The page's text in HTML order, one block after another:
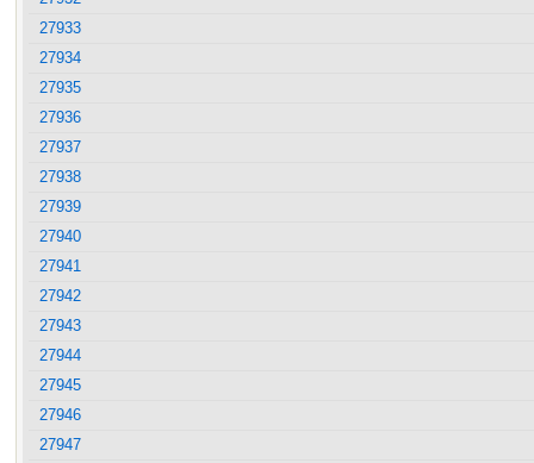
27933
27934
27935
27936
27937
27938
27939
27940
27941
27942
27943
27944
27945
27946
27947